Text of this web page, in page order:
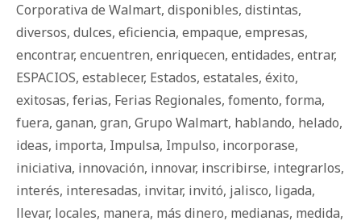
Corporativa de Walmart, disponibles, distintas,
diversos, dulces, eficiencia, empaque, empresas,
encontrar, encuentren, enriquecen, entidades, entrar,
ESPACIOS, establecer, Estados, estatales, éxito,
exitosas, ferias, Ferias Regionales, fomento, forma,
fuera, ganan, gran, Grupo Walmart, hablando, helado,
ideas, importa, Impulsa, Impulso, incorporase,
iniciativa, innovación, innovar, inscribirse, integrarlos,
interés, interesadas, invitar, invitó, jalisco, ligada,
llevar, locales, manera, más dinero, medianas, medida,